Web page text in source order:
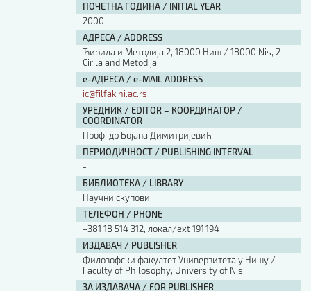
ПОЧЕТНА ГОДИНА / INITIAL YEAR
2000
АДРЕСА / ADDRESS
Ћирила и Методија 2, 18000 Ниш / 18000 Nis, 2
Cirila and Metodija
е-АДРЕСА / e-MAIL ADDRESS
ic@filfak.ni.ac.rs
УРЕДНИК / EDITOR – КООРДИНАТОР /
COORDINATOR
Проф. др Бојана Димитријевић
ПЕРИОДИЧНОСТ / PUBLISHING INTERVAL
-
БИБЛИОТЕКА / LIBRARY
Научни скупови
ТЕЛЕФОН / PHONE
+381 18 514 312, локал/ext 191,194
ИЗДАВАЧ / PUBLISHER
Филозофски факултет Универзитета у Нишу /
Faculty of Philosophy, University of Nis
ЗА ИЗДАВАЧА / FOR PUBLISHER